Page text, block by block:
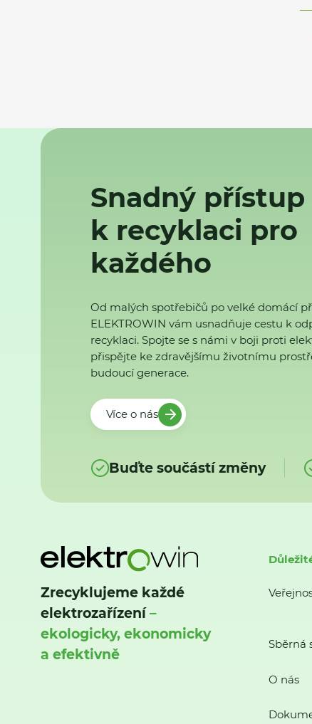
Snadný přístup
k recyklaci pro
každého
Od malých spotřebičů po velké domácí
ELEKTROWIN vám usnadňuje cestu k
recyklaci. Spojte se s námi v boji proti
přispějte ke zdravějšímu životnímu
budoucí generace.
Více o nás
Buďte součástí změny
Zrecyklujeme každé
elektrozařízení–
ekologicky, ekonomicky
a efektivně
Sběrná
O nás